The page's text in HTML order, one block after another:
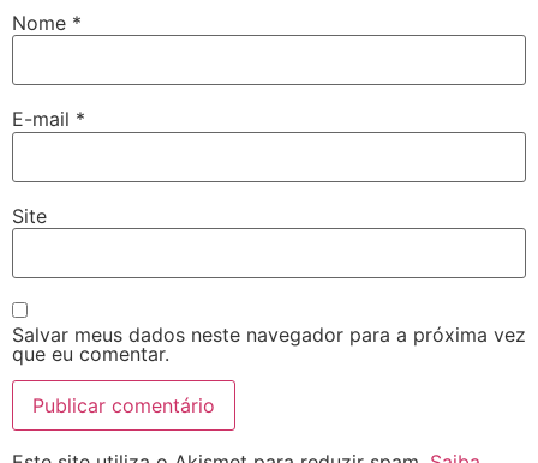
Nome *
E-mail *
Site
Salvar meus dados neste navegador para a próxima vez
que eu comentar.